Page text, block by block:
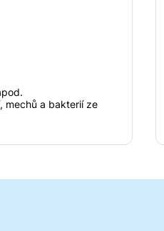
mechů a bakterií ze